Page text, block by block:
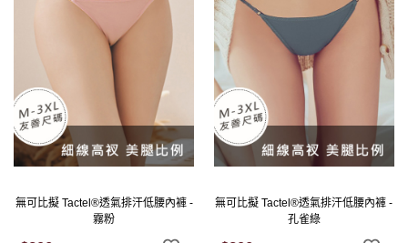
無可比擬 Tactel®透氣排汗低腰內褲 -
霧粉
無可比擬 Tactel®透氣排汗低腰內褲 -
孔雀綠